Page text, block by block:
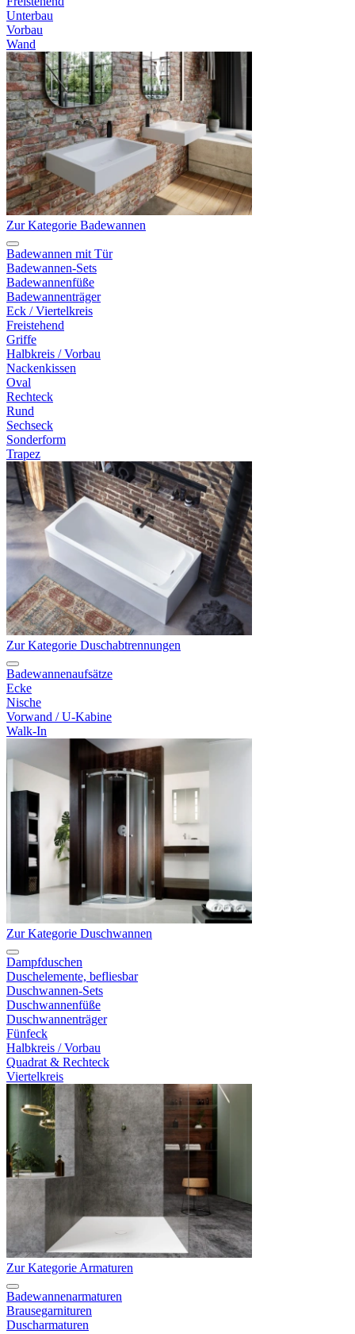
Unterbau
Vorbau
Wand
Zur Kategorie Badewannen
Badewannen mit Tür
Badewannen-Sets
Badewannenfüße
Badewannenträger
Eck / Viertelkreis
Freistehend
Griffe
Halbkreis / Vorbau
Nackenkissen
Oval
Rechteck
Rund
Sechseck
Sonderform
Trapez
Zur Kategorie Duschabtrennungen
Badewannenaufsätze
Ecke
Nische
Vorwand / U-Kabine
Walk-In
Zur Kategorie Duschwannen
Dampfduschen
Duschelemente, befliesbar
Duschwannen-Sets
Duschwannenfüße
Duschwannenträger
Fünfeck
Halbkreis / Vorbau
Quadrat & Rechteck
Viertelkreis
Zur Kategorie Armaturen
Badewannenarmaturen
Brausegarnituren
Duscharmaturen